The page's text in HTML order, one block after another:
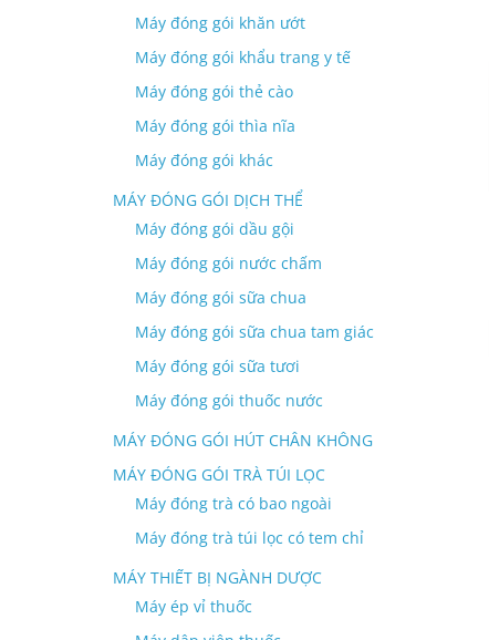
Máy đóng gói khăn ướt
Máy đóng gói khẩu trang y tế
Máy đóng gói thẻ cào
Máy đóng gói thìa nĩa
Máy đóng gói khác
MÁY ĐÓNG GÓI DỊCH THỂ
Máy đóng gói dầu gội
Máy đóng gói nước chấm
Máy đóng gói sữa chua
Máy đóng gói sữa chua tam giác
Máy đóng gói sữa tươi
Máy đóng gói thuốc nước
MÁY ĐÓNG GÓI HÚT CHÂN KHÔNG
MÁY ĐÓNG GÓI TRÀ TÚI LỌC
Máy đóng trà có bao ngoài
Máy đóng trà túi lọc có tem chỉ
MÁY THIẾT BỊ NGÀNH DƯỢC
Máy ép vỉ thuốc